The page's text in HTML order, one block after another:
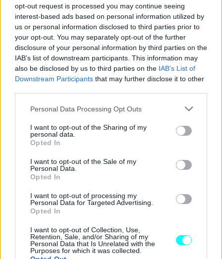
opt-out request is processed you may continue seeing
interest-based ads based on personal information utilized by
us or personal information disclosed to third parties prior to
your opt-out. You may separately opt-out of the further
disclosure of your personal information by third parties on the
IAB’s list of downstream participants. This information may
also be disclosed by us to third parties on the IAB’s List of
Downstream Participants that may further disclose it to other
Please note that this website/app uses one or more Google
not limited to your visit or usage behaviour. You may click to
grant or deny consent to Google and its third-party tags to
use your data for below specified purposes in below Google
consent section.
Personal Data Processing Opt Outs
I want to opt-out of the Sharing of my
personal data.
Opted In
I want to opt-out of the Sale of my
Personal Data.
Opted In
I want to opt-out of processing my
Personal Data for Targeted Advertising.
Opted In
I want to opt-out of Collection, Use,
Retention, Sale, and/or Sharing of my
Personal Data that Is Unrelated with the
Purposes for which it was collected.
Όλοι οι υποψήφιοι για την pole position είχαν κρατήσει
φρέσκα σετ για το Q3 οπότε έκαναν 2 γρήγορες
δευτερολέπτου του Norris. Μεγάλη μάχη και για την 3η
θέση με τον Verstappen ναι είναι μόλις 2 χιλιοστά
ταχύτερος του Hamilton.